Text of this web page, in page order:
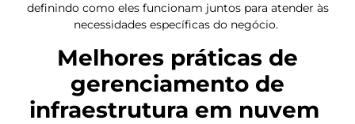
definindo como eles funcionam juntos para atender às
necessidades específicas do negócio.
Melhores práticas de
gerenciamento de
infraestrutura em nuvem